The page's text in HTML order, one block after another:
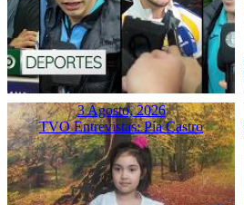
3 Agosto, 2026
TVO Entrevistas: Pía Castro